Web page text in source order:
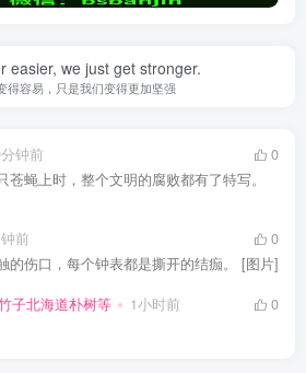
easier, we just get stronger.
得容易，只是我们变得更加坚强
钟前
0
苍蝇上时，整个文明的腐败都有了特写。
前
0
的伤口，每个钟表都是撕开的结痂。 [图片]
子北海道朴树等 1小时前
0